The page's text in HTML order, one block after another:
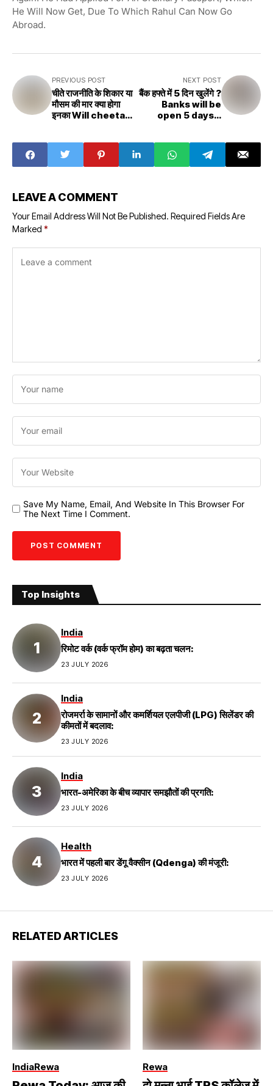
He Will Now Get, Due To Which Rahul Can Now Go
Abroad.
PREVIOUS POST
चीते राजनीति के शिकार या
मौसम की मार क्या होगा
इनका Will cheetahs
they be hit by the
weather?
NEXT POST
बैंक हफ्ते में 5 दिन खुलेंगे ?
Banks will be
open 5 days a
LEAVE A COMMENT
Your Email Address Will Not Be Published. Required Fields Are
Marked *
Save My Name, Email, And Website In This Browser For
The Next Time I Comment.
Top Insights
India
रिमोट वर्क (वर्क फ्रॉम होम) का बढ़ता चलन:
23 JULY 2026
India
रोजमर्रा के सामानों और कमर्शियल एलपीजी (LPG) सिलेंडर की
कीमतों में बदलाव:
23 JULY 2026
India
भारत-अमेरिका के बीच व्यापार समझौतों की प्रगति:
23 JULY 2026
Health
भारत में पहली बार डेंगू वैक्सीन (Qdenga) की मंजूरी:
23 JULY 2026
RELATED ARTICLES
IndiaRewa Rewa